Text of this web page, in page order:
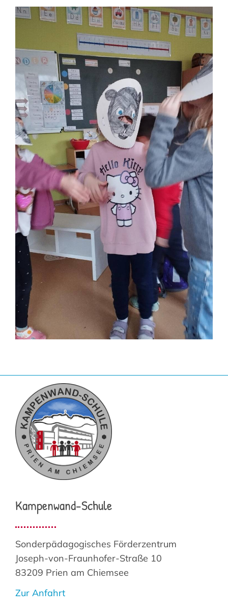
Kampenwand-Schule
Sonderpädagogisches Förderzentrum
Joseph-von-Fraunhofer-Straße 10
83209 Prien am Chiemsee
Zur Anfahrt